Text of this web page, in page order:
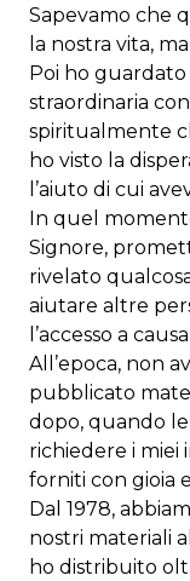
Sapevamo che
la nostra vita,
Poi ho guardato
straordinaria
spiritualmente
ho visto la
l’aiuto di cui
In quel
Signore,
rivelato
aiutare altre
l’accesso a
All’epoca, non
pubblicato
dopo, quando
richiedere i miei
forniti con gioia
Dal 1978,
nostri materiali
ho distribuito